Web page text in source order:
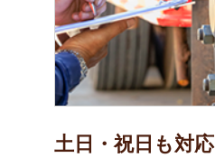
土日・祝日も対応